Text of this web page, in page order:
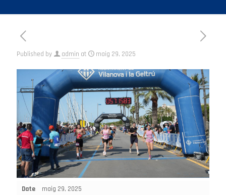
Published by admin at maig 29, 2025
Date maig 29, 2025